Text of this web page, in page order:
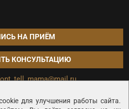
для улучшения работы сайта.
НА ПРИЁМ
КОНСУЛЬТАЦИЮ